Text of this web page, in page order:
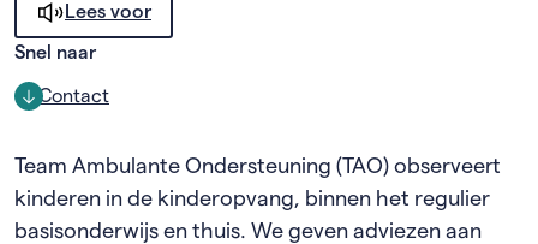
Lees voor
Snel naar
Contact
Team Ambulante Ondersteuning (TAO) observeert
kinderen in de kinderopvang, binnen het regulier
basisonderwijs en thuis. We geven adviezen aan